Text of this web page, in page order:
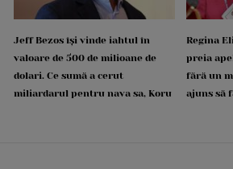
Jeff Bezos își vinde iahtul în
valoare de 500 de milioane de
dolari. Ce sumă a cerut
miliardarul pentru nava sa, Koru
Regina
preia
fără un
ajuns să